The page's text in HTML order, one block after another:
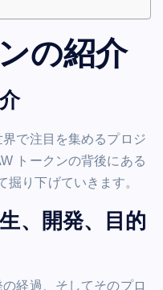
の紹介
で注目を集めるプロジ
トークンの背後にある
掘り下げていきます。
、開発、目的
経過、そしてそのプロ